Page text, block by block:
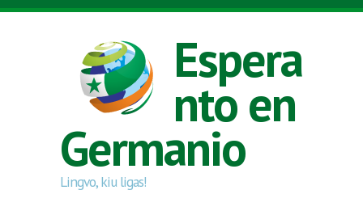
Skip to main content
Espera
nto en
Germanio
Lingvo, kiu ligas!